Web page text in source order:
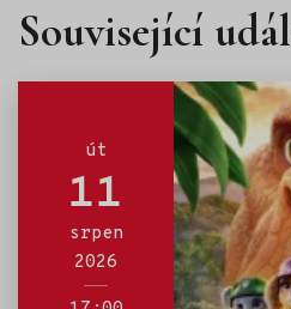
Související
út
11
srpen
2026